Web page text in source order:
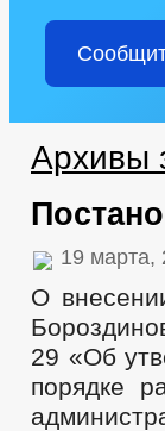
Архивы
19 марта,
О
29 «Об
порядке